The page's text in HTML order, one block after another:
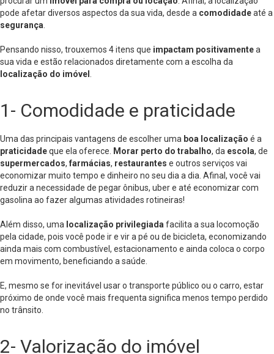
pode afetar diversos aspectos da sua vida, desde a comodidadeaté a
segurança
Pensando nisso, trouxemos 4 itens que impactam positivamentea
sua vida e estão relacionados diretamente com a escolha da
localização do imóvel
1- Comodidade e praticidade
Uma das principais vantagens de escolher uma boa localização é a
praticidadeque ela oferece. Morar perto do trabalho, da escola, de
supermercados, farmácias, restaurantes e outros serviços vai
economizar muito tempo e dinheiro no seu dia a dia. Afinal, você vai
reduzir a necessidade de pegar ônibus, uber e até economizar com
gasolina ao fazer algumas atividades rotineiras!
Além disso, uma localização privilegiada facilita a sua locomoção
pela cidade, pois você pode ir e vir a pé ou de bicicleta, economizando
ainda mais com combustível, estacionamento e ainda coloca o corpo
em movimento, beneficiando a saúde.
E, mesmo se for inevitável usar o transporte público ou o carro, estar
próximo de onde você mais frequenta significa menos tempo perdido
no trânsito.
2- Valorização do imóvel